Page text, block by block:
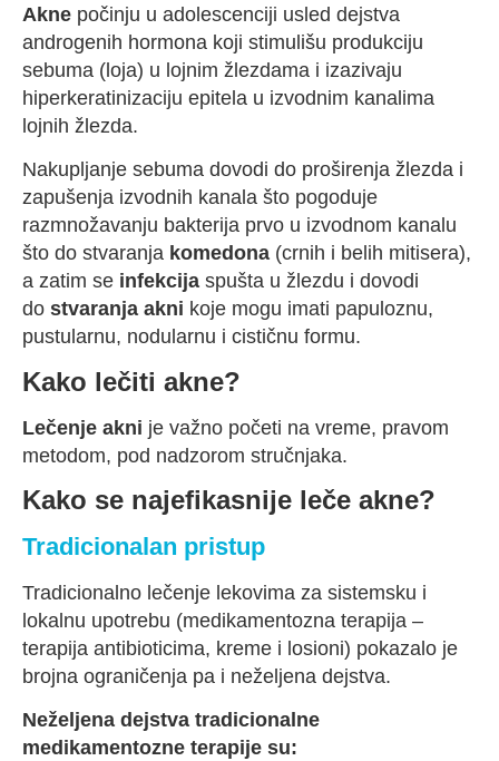
Akne počinju u adolescenciji usled dejstva
androgenih hormona koji stimulišu produkciju
sebuma (loja) u lojnim žlezdama i izazivaju
hiperkeratinizaciju epitela u izvodnim kanalima
lojnih žlezda.
Nakupljanje sebuma dovodi do proširenja žlezda i
zapušenja izvodnih kanala što pogoduje
razmnožavanju bakterija prvo u izvodnom kanalu
što do stvaranja komedona (crnih i belih mitisera),
a zatim se infekcija spušta u žlezdu i dovodi
do stvaranja akni koje mogu imati papuloznu,
pustularnu, nodularnu i cističnu formu.
Kako lečiti akne?
Lečenje akni je važno početi na vreme, pravom
metodom, pod nadzorom stručnjaka.
Kako se najefikasnije leče akne?
Tradicionalan pristup
Tradicionalno lečenje lekovima za sistemsku i
lokalnu upotrebu (medikamentozna terapija –
terapija antibioticima, kreme i losioni) pokazalo je
brojna ograničenja pa i neželjena dejstva.
Neželjena dejstva tradicionalne
medikamentozne terapije su: